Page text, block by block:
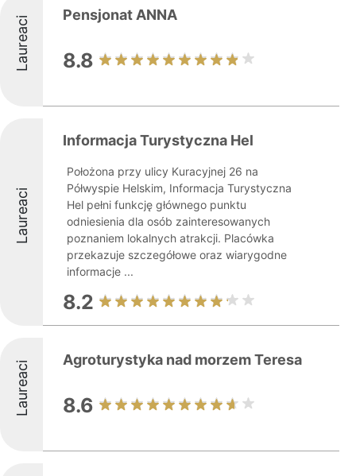
Laureaci Pensjonat ANNA
8.8
Laureaci
Informacja Turystyczna Hel
Położona przy ulicy Kuracyjnej 26 na
Półwyspie Helskim, Informacja Turystyczna
Hel pełni funkcję głównego punktu
odniesienia dla osób zainteresowanych
poznaniem lokalnych atrakcji. Placówka
przekazuje szczegółowe oraz wiarygodne
informacje ...
8.2
Laureaci Agroturystyka nad morzem Teresa
8.6